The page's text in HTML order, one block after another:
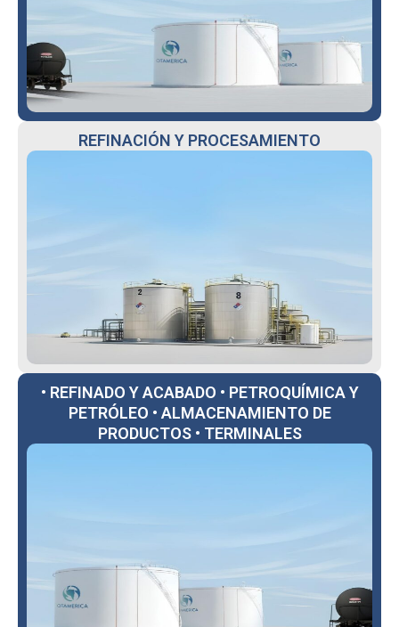
REFINACIÓN Y PROCESAMIENTO
• REFINADO Y ACABADO • PETROQUÍMICA Y
PETRÓLEO • ALMACENAMIENTO DE
PRODUCTOS • TERMINALES